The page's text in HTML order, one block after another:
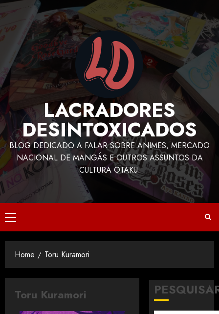
LACRADORES
DESINTOXICADOS
BLOG DEDICADO A FALAR SOBRE ANIMES, MERCADO
NACIONAL DE MANGÁS E OUTROS ASSUNTOS DA
CULTURA OTAKU.
Home Toru Kuramori
Toru Kuramori